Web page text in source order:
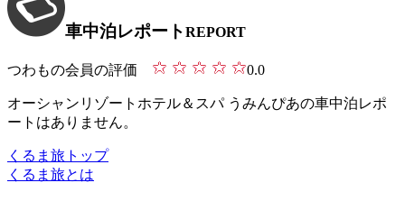
車中泊レポートREPORT
つわもの会員の評価 0.0
オーシャンリゾートホテル＆スパ うみんぴあの車中泊レポ
ートはありません。
くるま旅トップ
くるま旅とは